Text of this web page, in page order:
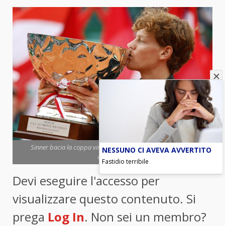
Sinner bacia la coppa vinta a Montecarlo (foto ANSA) - Blitz
quotidiano
Devi eseguire l'accesso per
visualizzare questo contenuto. Si
prega Log In. Non sei un membro?
NESSUNO CI AVEVA AVVERTITO
Fastidio terribile